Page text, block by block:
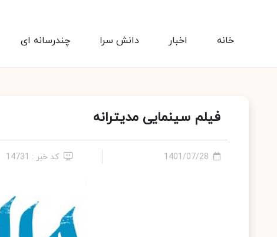
چندرسانه ای دانش سرا اخبار خانه
فیلم سینمایی مدیترانه
1401/07/28 کد خبر : 14731